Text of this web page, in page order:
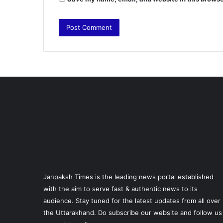
Janpaksh Times is the leading news portal established
with the aim to serve fast & authentic news to its
audience. Stay tuned for the latest updates from all over
the Uttarakhand. Do subscribe our website and follow us